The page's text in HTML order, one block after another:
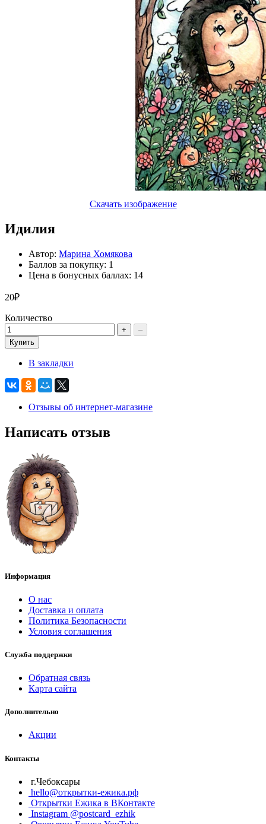
Скачать изображение
Идилия
Автор: Марина Хомякова
Баллов за покупку: 1
Цена в бонусных баллах: 14
20₽
Количество
+
–
Купить
В закладки
Отзывы об интернет-магазине
Написать отзыв
Информация
О нас
Доставка и оплата
Политика Безопасности
Условия соглашения
Служба поддержки
Обратная связь
Карта сайта
Дополнительно
Акции
Контакты
г.Чебоксары
hello@открытки-ежика.рф
Открытки Ежика в ВКонтакте
Instagram @postcard_ezhik